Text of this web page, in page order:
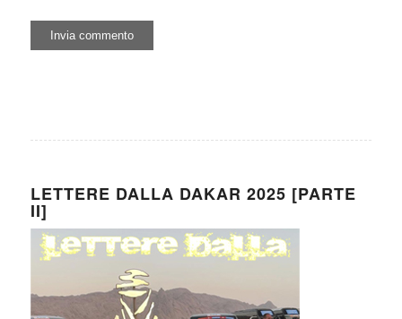
LETTERE DALLA DAKAR 2025 [PARTE
II]